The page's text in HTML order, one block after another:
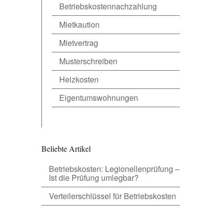
Betriebskostennachzahlung
Mietkaution
Mietvertrag
Musterschreiben
Heizkosten
Eigentumswohnungen
Beliebte Artikel
Betriebskosten: Legionellenprüfung –
Ist die Prüfung umlegbar?
Verteilerschlüssel für Betriebskosten